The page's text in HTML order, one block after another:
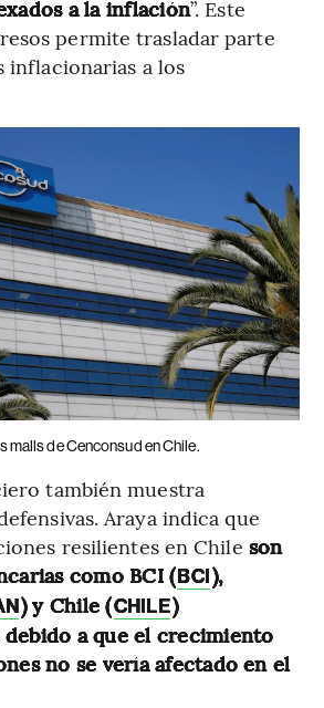
a la inflación”. Este
permite trasladar parte
inflacionarias a los
malls de Cenconsud en Chile.
también muestra
Araya indica que
resilientes en Chile son
como BCI (BCI),
) y Chile (CHILE)
a que el crecimiento
no se vería afectado en el